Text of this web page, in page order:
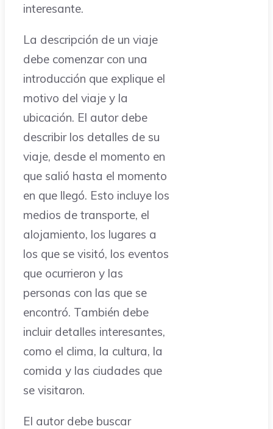
interesante.
La descripción de un viaje
debe comenzar con una
introducción que explique el
motivo del viaje y la
ubicación. El autor debe
describir los detalles de su
viaje, desde el momento en
que salió hasta el momento
en que llegó. Esto incluye los
medios de transporte, el
alojamiento, los lugares a
los que se visitó, los eventos
que ocurrieron y las
personas con las que se
encontró. También debe
incluir detalles interesantes,
como el clima, la cultura, la
comida y las ciudades que
se visitaron.
El autor debe buscar